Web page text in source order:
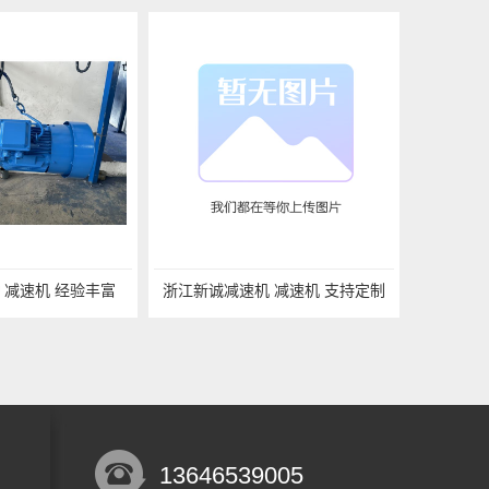
速机 经验丰富 浙江新诚减速机 减速机 支持定制
13646539005